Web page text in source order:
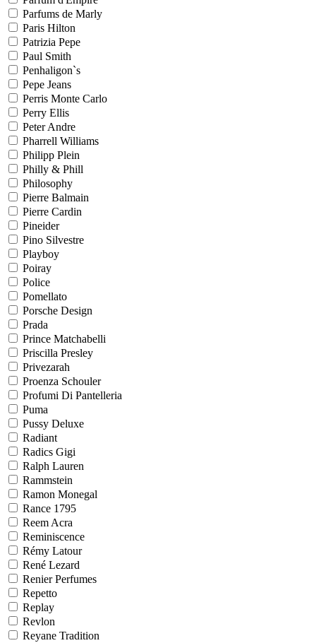
Parfums de Marly
Paris Hilton
Patrizia Pepe
Paul Smith
Penhaligon`s
Pepe Jeans
Perris Monte Carlo
Perry Ellis
Peter Andre
Pharrell Williams
Philipp Plein
Philly & Phill
Philosophy
Pierre Balmain
Pierre Cardin
Pineider
Pino Silvestre
Playboy
Poiray
Police
Pomellato
Porsche Design
Prada
Prince Matchabelli
Priscilla Presley
Privezarah
Proenza Schouler
Profumi Di Pantelleria
Puma
Pussy Deluxe
Radiant
Radics Gigi
Ralph Lauren
Rammstein
Ramon Monegal
Rance 1795
Reem Acra
Reminiscence
Rémy Latour
René Lezard
Renier Perfumes
Repetto
Replay
Revlon
Reyane Tradition